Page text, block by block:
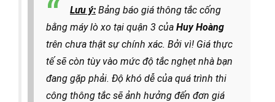
Lưu ý: Bảng báo giá thông tắc cống
bằng máy lò xo tại quận 3 của Huy Hoàng
trên chưa thật sự chính xác. Bởi vì! Giá thực
tế sẽ còn tùy vào mức độ tắc nghẹt nhà bạn
đang gặp phải. Độ khó dễ của quá trình thi
công thông tắc sẽ ảnh hưởng đến đơn giá